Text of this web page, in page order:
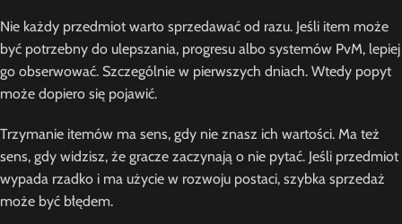
Nie każdy przedmiot warto sprzedawać od razu. Jeśli item może
być potrzebny do ulepszania, progresu albo systemów PvM, lepiej
go obserwować. Szczególnie w pierwszych dniach. Wtedy popyt
może dopiero się pojawić.
Trzymanie itemów ma sens, gdy nie znasz ich wartości. Ma też
sens, gdy widzisz, że gracze zaczynają o nie pytać. Jeśli przedmiot
wypada rzadko i ma użycie w rozwoju postaci, szybka sprzedaż
może być błędem.